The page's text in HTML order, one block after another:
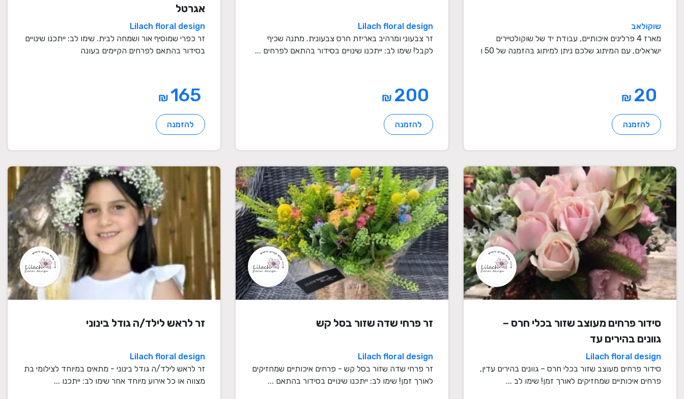
שוקולאב
מארז 4 פרלינים איכותיים, עבודת יד של שוקולטיירים
ישראלים, עם המיתוג שלכם ניתן למיתוג בהזמנה של 50 ו
₪
להזמנה
Lilach floral design
זר צבעוני ומרהיב באריזת חרס צבעונית. מתנה שכיף
לקבל! שימו לב: ייתכנו שינויים בסידור בהתאם לפרחים ...
₪
להזמנה
אגרטל
Lilach floral design
זר כפרי שמוסיף אור ושמחה לבית. שימו לב: ייתכנו שינויים
בסידור בהתאם לפרחים הקיימים בעונה
₪
להזמנה
סידור פרחים מעוצב שזור בכלי חרס –
גוונים בהירים עד
Lilach floral design
סידור פרחים מעוצב שזור בכלי חרס – גוונים בהירים עדין,
פרחים איכותיים שמחזיקים לאורך זמן! שימו לב ...
זר פרחי שדה שזור בסל קש
Lilach floral design
זר פרחי שדה שזור בסל קש - פרחים איכותיים שמחזיקים
לאורך זמן! שימו לב: ייתכנו שינויים בסידור בהתאם ...
זר לראש לילד/ה גודל בינוני
Lilach floral design
זר לראש לילד/ה גודל בינוני - מתאים במיוחד לצילומי בת
מצווה או כל אירוע מיוחד אחר שימו לב: ייתכנו ...